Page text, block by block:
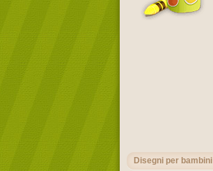
Disegni per bambini